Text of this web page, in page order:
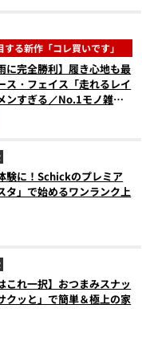
る新作「コレ買いです」
に完全勝利】履き心地も最
ス・フェイス「走れるレイ
ンすぎる／No.1モノ雑誌
す』Vol.161
験に！Schickのプレミア
タ」で始めるワンランク上
これ一択】おつまみスナッ
クッと」で簡単＆極上の家